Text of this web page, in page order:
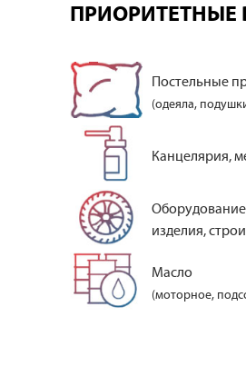
ПРИОРИТЕТНЫЕ
Постельные
(одеяла,
Канцелярия,
изделия,
Масло
(моторное,